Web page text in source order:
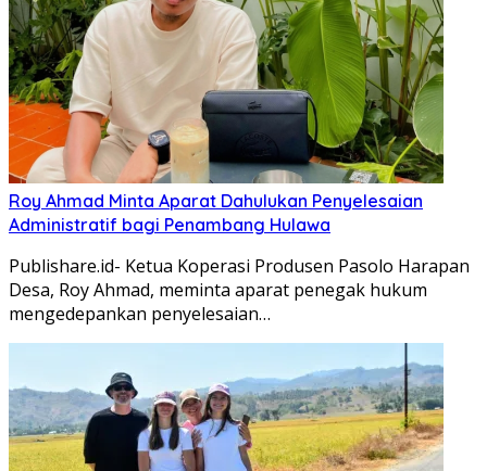
Roy Ahmad Minta Aparat Dahulukan Penyelesaian
Administratif bagi Penambang Hulawa
Publishare.id- Ketua Koperasi Produsen Pasolo Harapan
Desa, Roy Ahmad, meminta aparat penegak hukum
mengedepankan penyelesaian…